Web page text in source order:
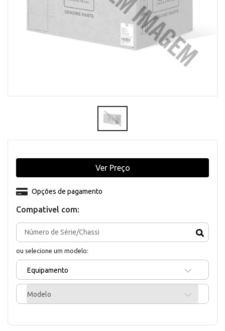
Compativel com:
ou selecione um modelo:
Equipamento
Modelo
Opções de pagamento
Ver Preço